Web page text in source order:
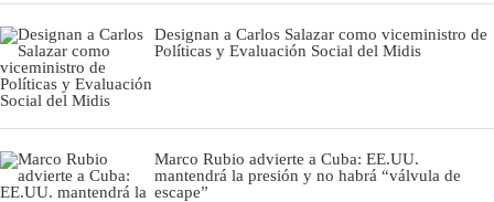
Designan a Carlos Salazar como viceministro de
Políticas y Evaluación Social del Midis
Marco Rubio advierte a Cuba: EE.UU.
mantendrá la presión y no habrá “válvula de
escape”